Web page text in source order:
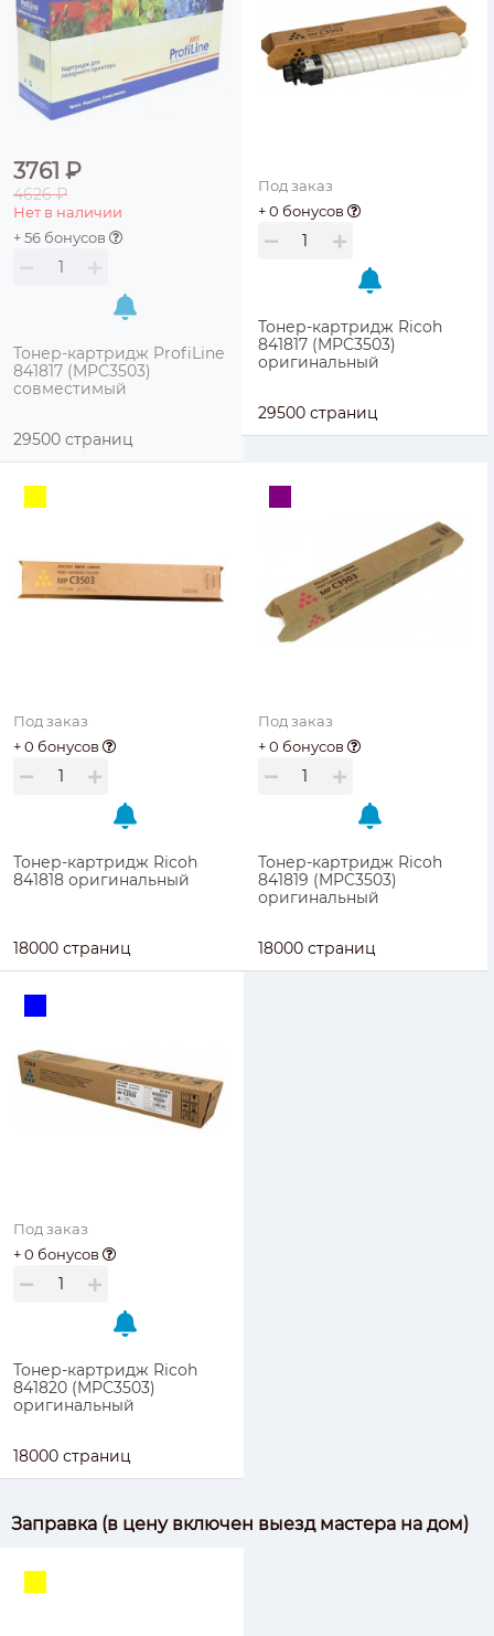
3761 ₽
4626 ₽
Нет в наличии
+ 56 бонусов
Тонер-картридж ProfiLine
841817 (MPC3503)
совместимый
29500 страниц
Под заказ
+ 0 бонусов
Тонер-картридж Ricoh
841817 (MPC3503)
оригинальный
29500 страниц
Под заказ
+ 0 бонусов
Тонер-картридж Ricoh
841818 оригинальный
18000 страниц
Под заказ
+ 0 бонусов
Тонер-картридж Ricoh
841819 (MPC3503)
оригинальный
18000 страниц
Под заказ
+ 0 бонусов
Тонер-картридж Ricoh
841820 (MPC3503)
оригинальный
18000 страниц
Заправка (в цену включен выезд мастера на дом)